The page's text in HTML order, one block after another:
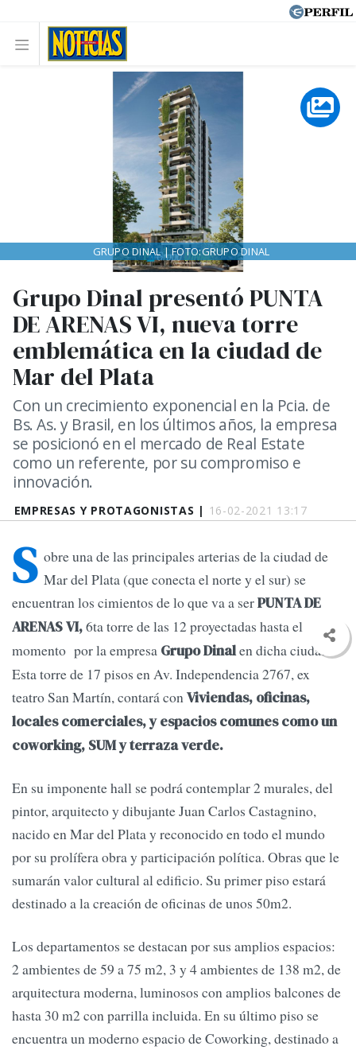
EMPRESAS Y PROTAGONISTAS | 16-02-2021 13:17
Grupo Dinal presentó PUNTA
DE ARENAS VI, nueva torre
emblemática en la ciudad de
Mar del Plata
Con un crecimiento exponencial en la Pcia. de
Bs. As. y Brasil, en los últimos años, la empresa
se posicionó en el mercado de Real Estate
como un referente, por su compromiso e
innovación.
GRUPO DINAL | FOTO:GRUPO DINAL
S obre una de las principales arterias de la ciudad de
Mar del Plata (que conecta el norte y el sur) se
encuentran los cimientos de lo que va a serPUNTA DE
ARENAS VI,6ta torre de las 12 proyectadas hasta el
momento por la empresa Grupo Dinalen dicha ciudad.
Esta torre de 17 pisos en Av. Independencia 2767, ex
teatro San Martín, contará conViviendas, oficinas,
locales comerciales, y espacios comunes como un
coworking, SUM y terraza verde.
En su imponente hall se podrá contemplar 2 murales, del
pintor, arquitecto y dibujante Juan Carlos Castagnino,
nacido en Mar del Plata y reconocido en todo el mundo
por su prolífera obra y participación política. Obras que le
sumarán valor cultural al edificio. Su primer piso estará
destinado a la creación de oficinas de unos 50m2.
Los departamentos se destacan por sus amplios espacios:
2 ambientes de 59 a 75 m2, 3 y 4 ambientes de 138 m2, de
arquitectura moderna, luminosos con amplios balcones de
hasta 30 m2 con parrilla incluida. En su último piso se
encuentra un moderno espacio de Coworking, destinado a